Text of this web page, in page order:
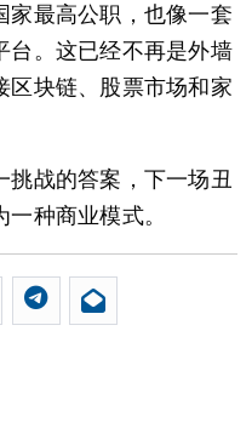
家最高公职，也像一套
台。这已经不再是外墙
区块链、股票市场和家
挑战的答案，下一场丑
种商业模式。